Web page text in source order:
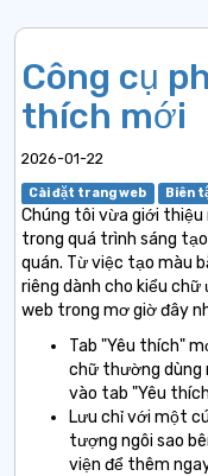
Công cụ
thích mới
2026-01-22
Cài đặt trang web Biên
Chúng tôi vừa giới
trong quá trình sáng
quán. Từ việc tạo màu
riêng dành cho kiểu
web trong mơ giờ đây
Tab "Yêu thích"
chữ thường dùng
vào tab "Yêu
Lưu chỉ với một
tượng ngôi sao
viện để thêm